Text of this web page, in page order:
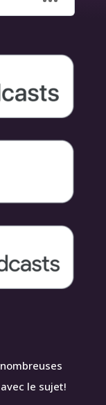
le sujet!